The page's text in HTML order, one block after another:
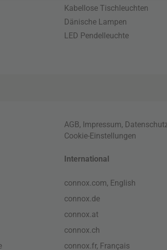
Kabellose Tischleuchten
Dänische Lampen
LED Pendelleuchte
AGB, Impressum,
Cookie-Einstellungen
International
connox.com, English
connox.de
connox.at
connox.ch
connox.fr, Français